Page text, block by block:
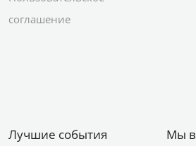
соглашение
Лучшие события Мы в